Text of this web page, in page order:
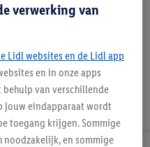
verwerking van
Lidl websites en de Lidl app
en in onze apps
van verschillende
jouw eindapparaat wordt
toegang krijgen. Sommige
noodzakelijk, en sommige